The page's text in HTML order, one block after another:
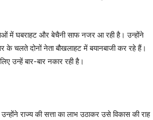
में घबराहट और बेचैनी साफ नजर आ रही है। उन्होंने
के चलते दोनों नेता बौखलाहट में बयानबाजी कर रहे हैं।
बार-बार नकार रही है।
राज्य की सत्ता का लाभ उठाकर उसे विकास की राह